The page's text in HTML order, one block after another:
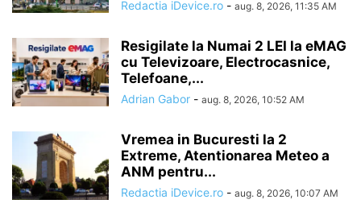
Redactia iDevice.ro - aug. 8, 2026, 11:35 AM
Resigilate la Numai 2 LEI la eMAG
cu Televizoare, Electrocasnice,
Telefoane,...
Adrian Gabor - aug. 8, 2026, 10:52 AM
Vremea in Bucuresti la 2
Extreme, Atentionarea Meteo a
ANM pentru...
Redactia iDevice.ro - aug. 8, 2026, 10:07 AM